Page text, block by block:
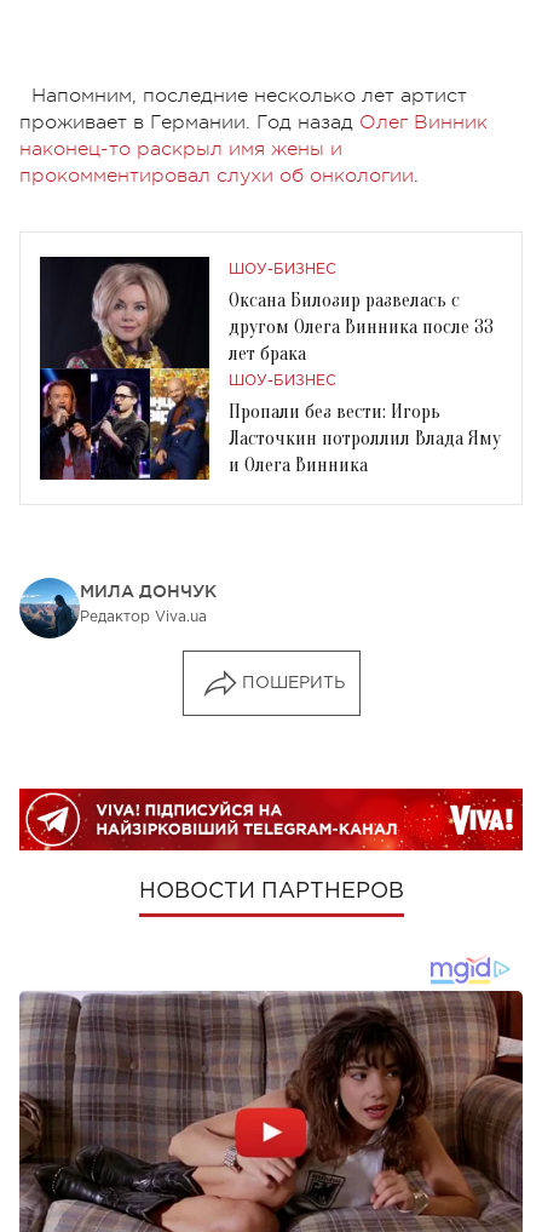
Напомним, последние несколько лет артист
проживает в Германии. Год назад Олег Винник
наконец-то раскрыл имя жены и
прокомментировал слухи об онкологии.
ШОУ-БИЗНЕС
Оксана Билозир развелась с
другом Олега Винника после 33
лет брака
ШОУ-БИЗНЕС
Пропали без вести: Игорь
Ласточкин потроллил Влада Яму
и Олега Винника
МИЛА ДОНЧУК
Редактор Viva.ua
ПОШЕРИТЬ
НОВОСТИ ПАРТНЕРОВ